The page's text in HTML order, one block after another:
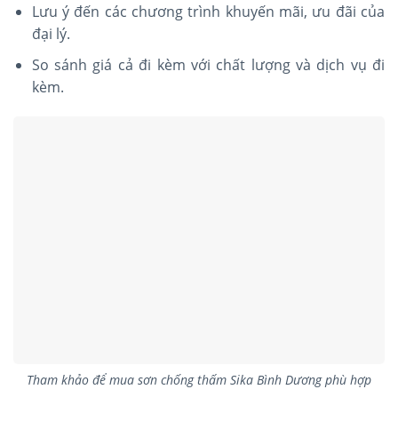
Lưu ý đến các chương trình khuyến mãi, ưu đãi của
đại lý.
So sánh giá cả đi kèm với chất lượng và dịch vụ đi
kèm.
Tham khảo để mua sơn chống thấm Sika Bình Dương phù hợp